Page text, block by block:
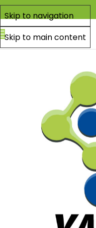
Skip to navigation
Skip to main content